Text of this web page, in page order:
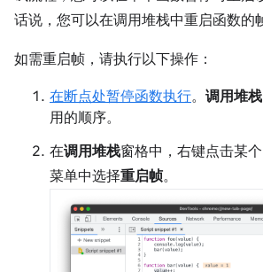
话说，您可以在调用堆栈中重启函数的
如需重启帧，请执行以下操作：
在断点处暂停函数执行。 调用堆栈
用的顺序。
在调用堆栈窗格中，右键点击某
菜单中选择重启帧。